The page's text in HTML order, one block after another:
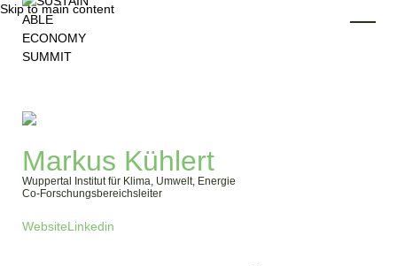
Skip to main content
Markus Kühlert
Wuppertal Institut für Klima, Umwelt, Energie
Co-Forschungsbereichsleiter
WebsiteLinkedin